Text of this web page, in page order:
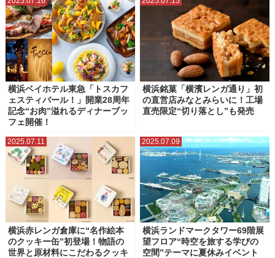
横浜ベイホテル東急「トスカフ
ェスティバール！」開業28周年
記念“お肉”溢れるディナーブッ
フェ開催！
横浜銘菓「横濱レンガ通り」初
の直営店みなとみらいに！工場
直売限定“切り落とし”も発売
2025.07.11
横浜赤レンガ倉庫に“名作絵本
のクッキー缶”初登場！物語の
世界と原材料にこだわるクッキ
2025.07.09
横浜ランドマークタワー69階展
望フロア“時空を旅する学びの
空間”テーマに夏休みイベント